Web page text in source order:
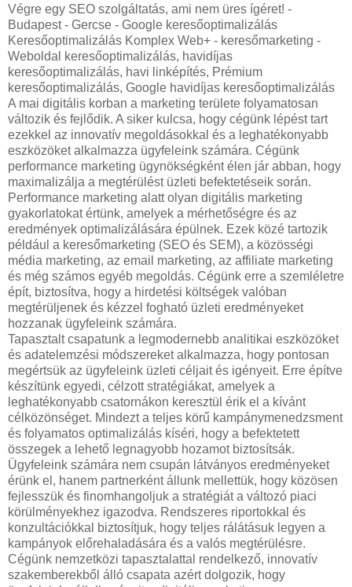
Végre egy SEO szolgáltatás, ami nem üres ígéret! -
Budapest - Gercse - Google keresőoptimalizálás
Keresőoptimalizálás Komplex Web+ - keresőmarketing -
Weboldal keresőoptimalizálás, havidíjas
keresőoptimalizálás, havi linképítés, Prémium
keresőoptimalizálás, Google havidíjas keresőoptimalizálás
A mai digitális korban a marketing területe folyamatosan
változik és fejlődik. A siker kulcsa, hogy cégünk lépést tart
ezekkel az innovatív megoldásokkal és a leghatékonyabb
eszközöket alkalmazza ügyfeleink számára. Cégünk
performance marketing ügynökségként élen jár abban, hogy
maximalizálja a megtérülést üzleti befektetéseik során.
Performance marketing alatt olyan digitális marketing
gyakorlatokat értünk, amelyek a mérhetőségre és az
eredmények optimalizálására épülnek. Ezek közé tartozik
például a keresőmarketing (SEO és SEM), a közösségi
média marketing, az email marketing, az affiliate marketing
és még számos egyéb megoldás. Cégünk erre a szemléletre
épít, biztosítva, hogy a hirdetési költségek valóban
megtérüljenek és kézzel fogható üzleti eredményeket
hozzanak ügyfeleink számára.
Tapasztalt csapatunk a legmodernebb analitikai eszközöket
és adatelemzési módszereket alkalmazza, hogy pontosan
megértsük az ügyfeleink üzleti céljait és igényeit. Erre építve
készítünk egyedi, célzott stratégiákat, amelyek a
leghatékonyabb csatornákon keresztül érik el a kívánt
célközönséget. Mindezt a teljes körű kampánymenedzsment
és folyamatos optimalizálás kíséri, hogy a befektetett
összegek a lehető legnagyobb hozamot biztosítsák.
Ügyfeleink számára nem csupán látványos eredményeket
érünk el, hanem partnerként állunk mellettük, hogy közösen
fejlesszük és finomhangoljuk a stratégiát a változó piaci
körülményekhez igazodva. Rendszeres riportokkal és
konzultációkkal biztosítjuk, hogy teljes rálátásuk legyen a
kampányok előrehaladására és a valós megtérülésre.
Cégünk nemzetközi tapasztalattal rendelkező, innovatív
szakemberekből álló csapata azért dolgozik, hogy